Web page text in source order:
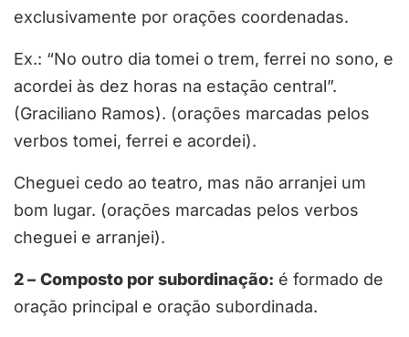
exclusivamente por orações coordenadas.
Ex.: “No outro dia tomei o trem, ferrei no sono, e
acordei às dez horas na estação central”.
(Graciliano Ramos). (orações marcadas pelos
verbos tomei, ferrei e acordei).
Cheguei cedo ao teatro, mas não arranjei um
bom lugar. (orações marcadas pelos verbos
cheguei e arranjei).
2 – Composto por subordinação: é formado de
oração principal e oração subordinada.